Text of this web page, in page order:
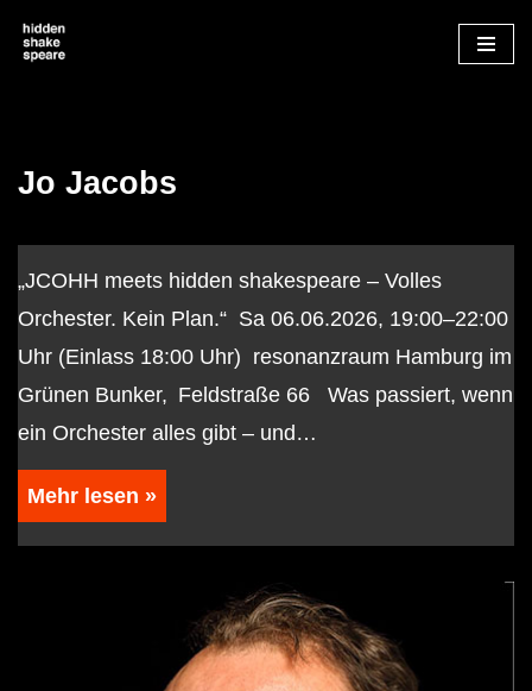
Zum
Jo Jacobs
„JCOHH meets hidden shakespeare – Volles
Orchester. Kein Plan.“ Sa 06.06.2026, 19:00–22:00
Uhr (Einlass 18:00 Uhr) resonanzraum Hamburg im
Grünen Bunker, Feldstraße 66 Was passiert, wenn
ein Orchester alles gibt – und…
Mehr lesen »